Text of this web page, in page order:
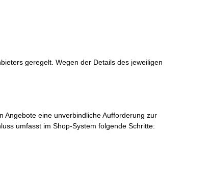
geregelt. Wegen der Details des jeweiligen
Angebote eine unverbindliche Aufforderung zur
umfasst im Shop-System folgende Schritte: